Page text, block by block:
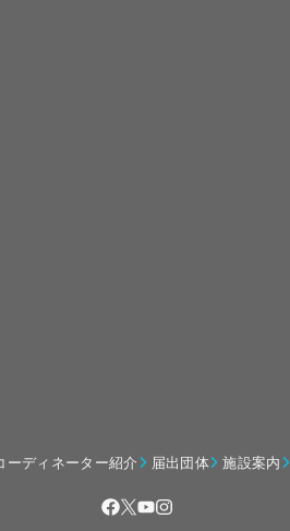
ーディネーター紹介 届出団体 施設案内